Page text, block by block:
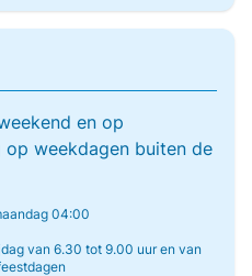
en op
weekdagen buiten de
04:00
van 6.30 tot 9.00 uur en van